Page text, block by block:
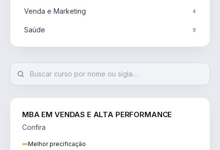
Venda e Marketing 4
Saúde 9
MBA EM VENDAS E ALTA PERFORMANCE
Confira
Melhor precificação